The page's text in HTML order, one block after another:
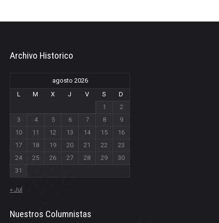
Archivo Historico
agosto 2026
L
M X J V S
D
1
2
3
4 5 6 7 8
9
10
11 12 13 14 15
16
17
18 19 20 21 22
23
24
25 26 27 28 29
30
31
« Jul
Nuestros Columnistas